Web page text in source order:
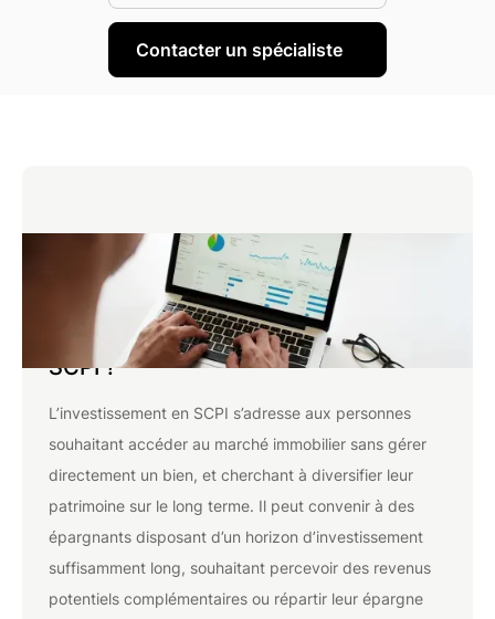
À qui est destiné l'investissement en
SCPI ?
L’investissement en SCPI s’adresse aux personnes
souhaitant accéder au marché immobilier sans gérer
directement un bien, et cherchant à diversifier leur
patrimoine sur le long terme. Il peut convenir à des
épargnants disposant d’un horizon d’investissement
suffisamment long, souhaitant percevoir des revenus
potentiels complémentaires ou répartir leur épargne